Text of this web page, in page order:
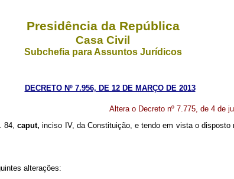
Presidência da República
Casa Civil
Subchefia para Assuntos Jurídicos
DECRETO Nº 7.956, DE 12 DE MARÇO DE 2013
Altera o Decreto nº 7.775, de 4 de
84,caput,inciso IV, da Constituição, e tendo em vista o disposto
alterações: